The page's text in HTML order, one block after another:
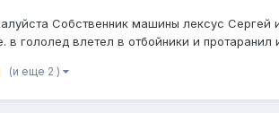
Собственник машины лексус
в гололед влетел в отбойники и
(и еще 2 )